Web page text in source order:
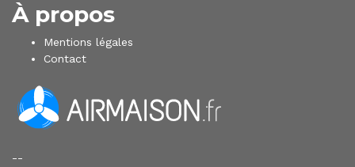
À propos
Mentions légales
Contact
--